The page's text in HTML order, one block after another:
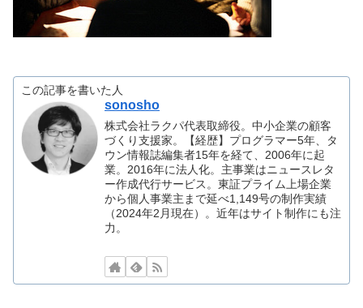
この記事を書いた人
sonosho
株式会社ラクパ代表取締役。中小企業の顧客
づくり支援家。【経歴】プログラマー5年、タ
ウン情報誌編集者15年を経て、2006年に起
業。2016年に法人化。主事業はニュースレタ
ー作成代行サービス。東証プライム上場企業
から個人事業主まで延べ1,149号の制作実績
（2024年2月現在）。近年はサイト制作にも注
力。